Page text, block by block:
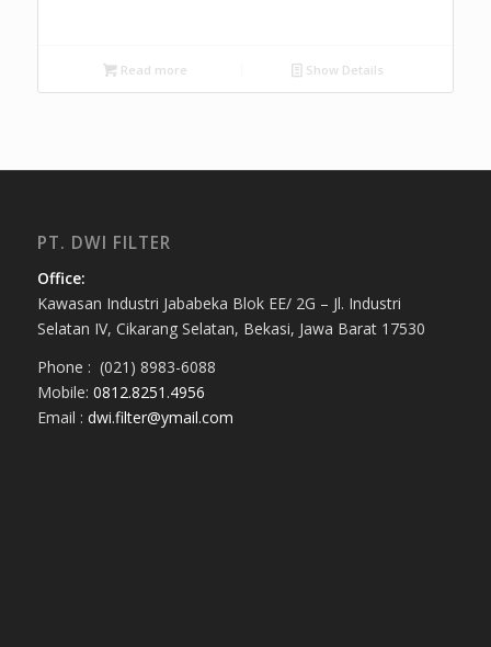
Read more Show Details
PT. DWI FILTER
Office:
Kawasan Industri Jababeka Blok EE/ 2G – Jl. Industri
Selatan IV, Cikarang Selatan, Bekasi, Jawa Barat 17530
Phone : (021) 8983-6088
Mobile: 0812.8251.4956
Email : dwi.filter@ymail.com